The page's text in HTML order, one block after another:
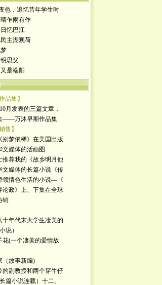
色，追忆昔年学生时
乍雨有作
忆巴江
主湖观荷
思父
是端阳
品集】
月发表的三篇文章，
——万沐早期作品集
售】
别梦依稀》在美国出版
文媒体的活画图
推荐我的《故乡明月他
文媒体的长篇小说《传
领情色生活的小说—《
论政》上、下集在全球
销
十年代末大学生凄美的
说）
花(一个凄美的爱情故
（故事新编)
的副教授和两个穿牛仔
篇小说连载）十二、